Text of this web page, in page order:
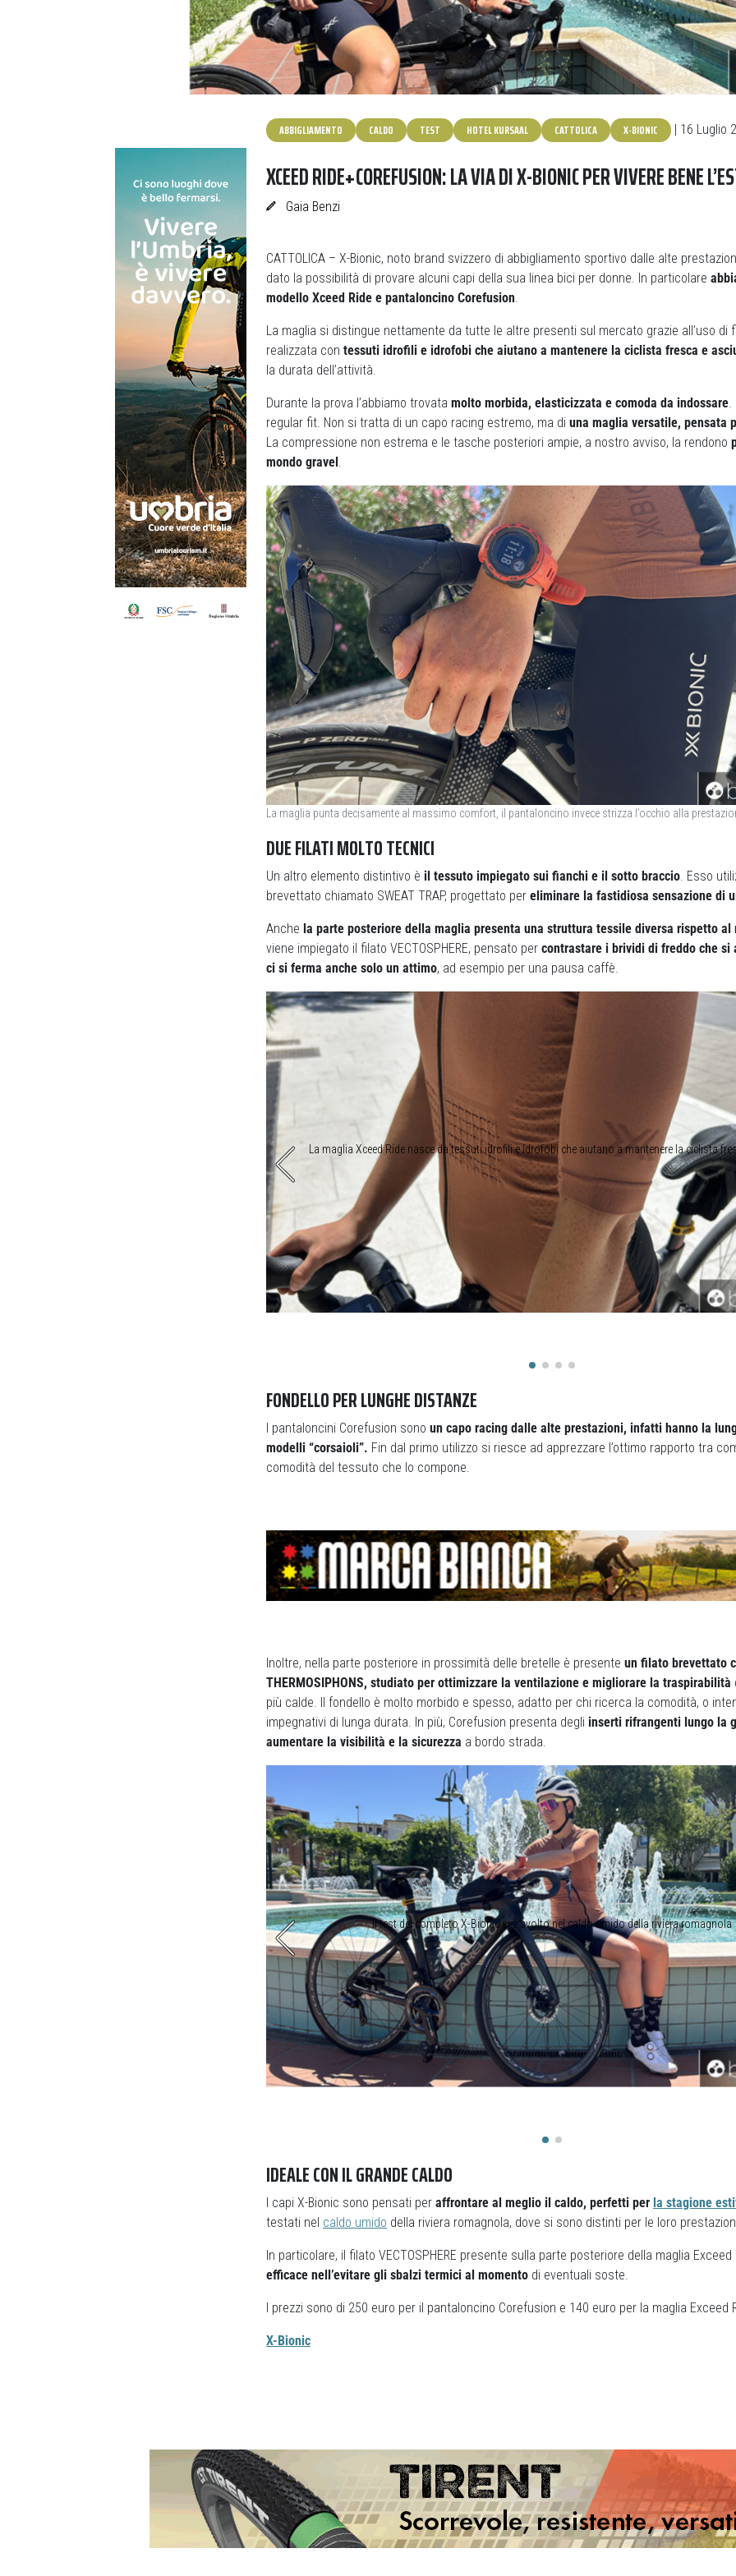
ABBIGLIAMENTO CALDO TEST HOTEL KURSAAL CATTOLICA X-BIONIC | 16 Luglio
XCEED RIDE+COREFUSION: LA VIA DI X-BIONIC PER VIVERE BENE
Gaia Benzi
CATTOLICA – X-Bionic, noto brand svizzero di abbigliamento sportivo dalle alte
dato la possibilità di provare alcuni capi della sua linea bici per donne. In particolare
modello Xceed Ride e pantaloncino Corefusion.
La maglia si distingue nettamente da tutte le altre presenti sul mercato grazie all’uso di
realizzata con tessuti idrofili e idrofobi che aiutano a mantenere la ciclista fresca e
la durata dell’attività.
Durante la prova l’abbiamo trovata molto morbida, elasticizzata e comoda da indossare.
regular fit. Non si tratta di un capo racing estremo, ma di una maglia versatile, pensata
La compressione non estrema e le tasche posteriori ampie, a nostro avviso, la rendono
mondo gravel .
La maglia punta decisamente al massimo comfort, il pantaloncino invece strizza l’occhio alla
DUE FILATI MOLTO TECNICI
Un altro elemento distintivo è il tessuto impiegato sui fianchi e il sotto braccio . Esso
brevettato chiamato SWEAT TRAP, progettato per eliminare la fastidiosa sensazione di
Anche la parte posteriore della maglia presenta una struttura tessile diversa rispetto al
viene impiegato il filato VECTOSPHERE, pensato per contrastare i brividi di freddo che si
ci si ferma anche solo un attimo, ad esempio per una pausa caffè.
La maglia Xceed Ride nasce da tessuti idrofili e idrofobi che aiutano a mantenere la ciclista
FONDELLO PER LUNGHE DISTANZE
I pantaloncini Corefusion sono un capo racing dalle alte prestazioni, infatti hanno la
modelli “corsaioli”. Fin dal primo utilizzo si riesce ad apprezzare l’ottimo rapporto tra
comodità del tessuto che lo compone.
Inoltre, nella parte posteriore in prossimità delle bretelle è presente un filato brevettato
THERMOSIPHONS, studiato per ottimizzare la ventilazione e migliorare la traspirabilità
più calde. Il fondello è molto morbido e spesso, adatto per chi ricerca la comodità, o
impegnativi di lunga durata. In più, Corefusion presenta degli inserti rifrangenti lungo la
aumentare la visibilità e la sicurezza a bordo strada.
Il test del completo X-Bionic si è svolto nel caldo umido della riviera romagnola
IDEALE CON IL GRANDE CALDO
I capi X-Bionic sono pensati per affrontare al meglio il caldo, perfetti per la stagione
testati nel caldo umido della riviera romagnola, dove si sono distinti per le loro
In particolare, il filato VECTOSPHERE presente sulla parte posteriore della maglia
efficace nell’evitare gli sbalzi termici al momento di eventuali soste.
I prezzi sono di 250 euro per il pantaloncino Corefusion e 140 euro per la maglia Exceed
X-Bionic